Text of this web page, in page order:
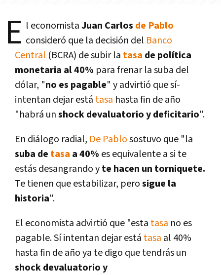
E l economistaJuan Carlos de Pablo
consideró que la decisión del Banco
Central (BCRA) de subir la tasa de polí­tica
monetaria al 40% para frenar la suba del
dólar, "no es pagable" y advirtió que sí­
intentan dejar está tasa hasta fin de año
"habrá unshock devaluatorio y deficitario".
En diálogo radial, De Pablosostuvo que "la
suba de tasa a 40% es equivalente a si te
estás desangrando yte hacen un torniquete.
Te tienen que estabilizar, perosigue la
historia".
El economista advirtió que "esta tasa no es
pagable. Sí­ intentan dejar está tasa al 40%
hasta fin de año ya te digo que tendrás un
shock devaluatorio y